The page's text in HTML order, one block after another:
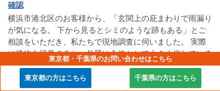
確認
横浜市港北区のお客様から、「玄関上の庇まわりで雨漏り
が気になる。 下から見るとシミのような跡もある」とご
相談をいただき、私たちで現地調査に伺いました。 実際
に建物を拝見すると、外壁は全体として大きく崩れている
印象ではありませんでしたが、庇まわり……続きはこちら
東京都・千葉県のお問い合わせはこちら
東京都の方はこちら 千葉県の方はこちら